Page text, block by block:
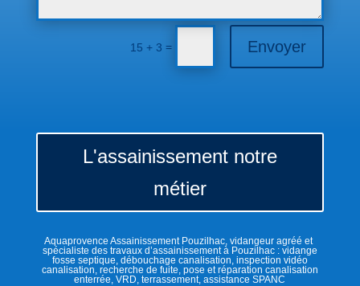
15 + 3 = Envoyer
L'assainissement notre
métier
Aquaprovence Assainissement Pouzilhac, vidangeur agréé et
spécialiste des travaux d’assainissement à Pouzilhac : vidange
fosse septique, débouchage canalisation, inspection vidéo
canalisation, recherche de fuite, pose et réparation canalisation
enterrée, VRD, terrassement, assistance SPANC